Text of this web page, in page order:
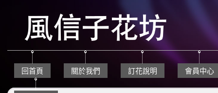
回首頁 關於我們 訂花說明 會員中心